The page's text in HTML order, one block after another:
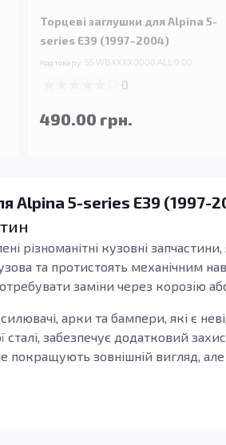
Торцеві заглушки для Alpina 5-
series E39 (1997–2004)
Код товару: 55.WBXXXX0000.ALL.0.00
0
490.00 грн.
Alpina 5-series E39
різноманітні кузовні
та протистоять механічним
заміни через корозію
арки та бампери, які є
забезпечує додатковий
покращують зовнішній вигляд,
отримуєте гарантію якості та